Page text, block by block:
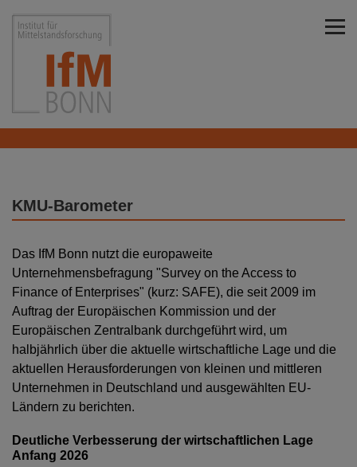
Institut für Mittelstandsforschung Bonn
KMU-Barometer
Das IfM Bonn nutzt die europaweite
Unternehmensbefragung "Survey on the Access to
Finance of Enterprises" (kurz: SAFE), die seit 2009 im
Auftrag der Europäischen Kommission und der
Europäischen Zentralbank durchgeführt wird, um
halbjährlich über die aktuelle wirtschaftliche Lage und die
aktuellen Herausforderungen von kleinen und mittleren
Unternehmen in Deutschland und ausgewählten EU-
Ländern zu berichten.
Deutliche Verbesserung der wirtschaftlichen Lage
Anfang 2026